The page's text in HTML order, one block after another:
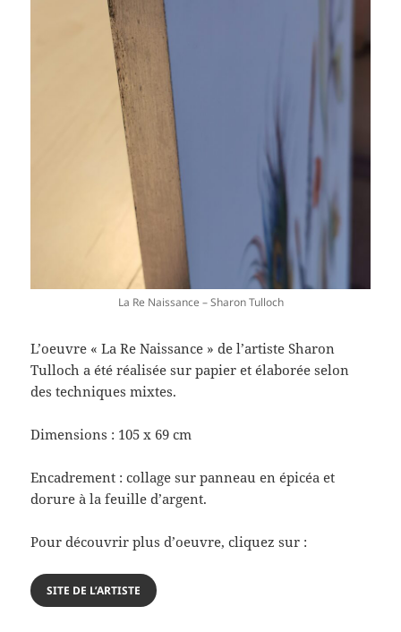
La Re Naissance – Sharon Tulloch
L’oeuvre « La Re Naissance » de l’artiste Sharon
Tulloch a été réalisée sur papier et élaborée selon
des techniques mixtes.
Dimensions : 105 x 69 cm
Encadrement : collage sur panneau en épicéa et
dorure à la feuille d’argent.
Pour découvrir plus d’oeuvre, cliquez sur :
SITE DE L’ARTISTE